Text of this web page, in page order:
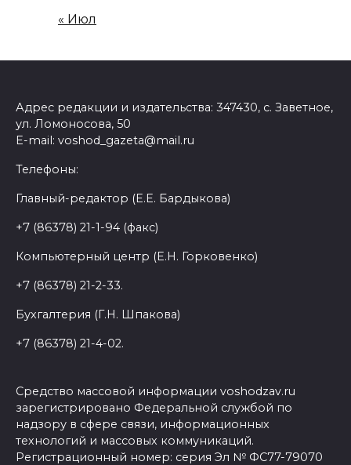
« Июл
Адрес редакции и издательства: 347430, с. Заветное,
ул. Ломоносова, 50
E-mail: voshod_gazeta@mail.ru
Телефоны:
Главный-редактор (Е.Е. Бардыкова)
+7 (86378) 21-1-94 (факс)
Компьютерный центр (Е.Н. Горковенко)
+7 (86378) 21-2-33.
Бухгалтерия (Г.Н. Шпакова)
+7 (86378) 21-4-02.
Средство массовой информации voshodzav.ru
зарегистрировано Федеральной службой по
надзору в сфере связи, информационных
технологий и массовых коммуникаций.
Регистрационный номер: серия Эл № ФС77-79070